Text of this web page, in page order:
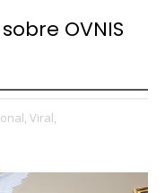
OVNIS
Viral,